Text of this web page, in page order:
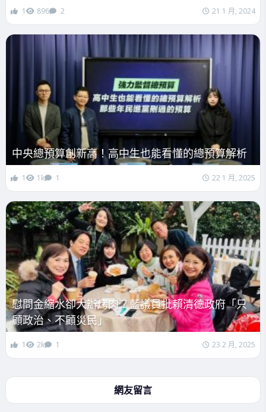
1 896 2 21 1 月, 2024
中央總預算創新高！高中生也能看懂的總預算解析
1 1k 1 22 1 月, 2025
慰問金縮水卻大辦烤肉？藍議員批賴清德政府「只
顧政治、不顧災民」
1 2k 1 23 2 月, 2025
網友留言